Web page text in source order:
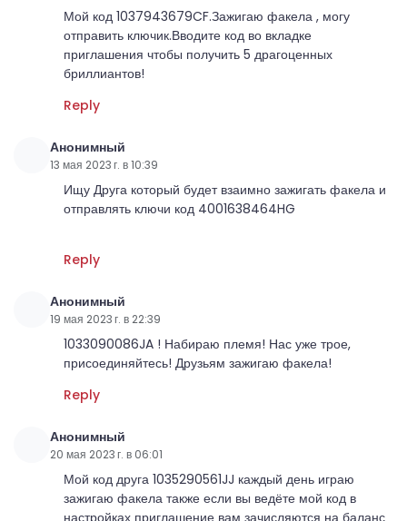
Мой код 1037943679CF.Зажигаю факела , могу
отправить ключик.Вводите код во вкладке
приглашения чтобы получить 5 драгоценных
бриллиантов!
Reply
Анонимный
13 мая 2023 г. в 10:39
Ищу Друга который будет взаимно зажигать факела и
отправлять ключи код 4001638464HG
Reply
Анонимный
19 мая 2023 г. в 22:39
1033090086JA ! Набираю племя! Нас уже трое,
присоединяйтесь! Друзьям зажигаю факела!
Reply
Анонимный
20 мая 2023 г. в 06:01
Мой код друга 1035290561JJ каждый день играю
зажигаю факела также если вы ведёте мой код в